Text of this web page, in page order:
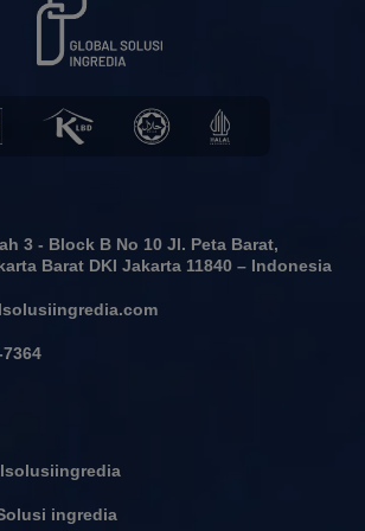
3 - Block B No 10 Jl. Peta Barat,
Barat DKI Jakarta 11840 – Indonesia
7364
ingredia